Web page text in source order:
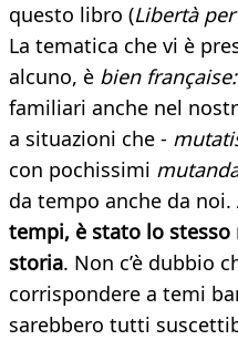
questo libro (Libertà
La tematica che vi è
alcuno, è bien française:
familiari anche nel
a situazioni che -
con pochissimi
da tempo anche da noi.
tempi, è stato lo
storia. Non c’è dubbio
corrispondere a temi
sarebbero tutti